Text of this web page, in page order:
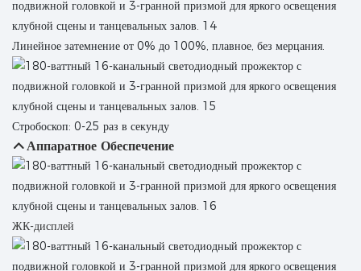
Линейное затемнение от 0% до 100%, плавное, без мерцания.
Стробоскоп: 0-25 раз в секунду
Аппаратное Обеспечение
ЖК-дисплей